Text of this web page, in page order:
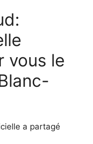
vous le
a partagé